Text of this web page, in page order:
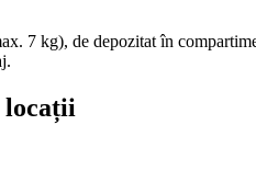
7 kg), de depozitat în
locații